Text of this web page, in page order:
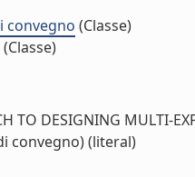
convegno (Classe)
(Classe)
TO DESIGNING MULTI-
convegno) (literal)